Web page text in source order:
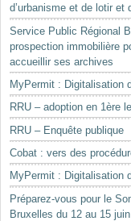
d’urbanisme et de lotir et
Service Public Régional
prospection immobilière
accueillir ses archives
MyPermit : Digitalisation
RRU – adoption en 1ère
RRU – Enquête publique
Cobat : vers des
MyPermit : Digitalisation
Préparez-vous pour le
Bruxelles du 12 au 15